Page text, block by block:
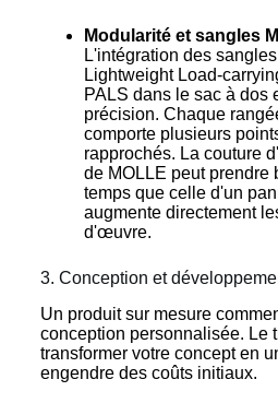
Modularité et sangles
L'intégration des
Lightweight Load-
PALS dans le sac à dos
précision. Chaque
comporte plusieurs
rapprochés. La couture
de MOLLE peut prendre
temps que celle d'un
augmente directement
d'œuvre.
3. Conception et
Un produit sur mesure
conception personnalisée. Le
transformer votre concept en
engendre des coûts initiaux.